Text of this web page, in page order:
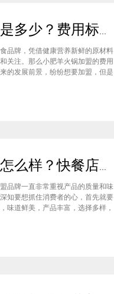
小肥羊火锅加盟的费用是多少？费用标准如下看你是否符合加盟资格
品牌，凭借健康营养新鲜的原材料
关注。那么小肥羊火锅加盟的费用
的发展前景，纷纷想要加盟，但是
业是现在非常热门的项目，很多有
快乐星汉堡加盟连锁店怎么样？快餐店中产品口味如何？
品牌一直非常重视产品的质量和味
知要想抓住消费者的心，首先就要
味道鲜美，产品丰富，选择多样，
盟连锁店怎么样？这个品牌在市场